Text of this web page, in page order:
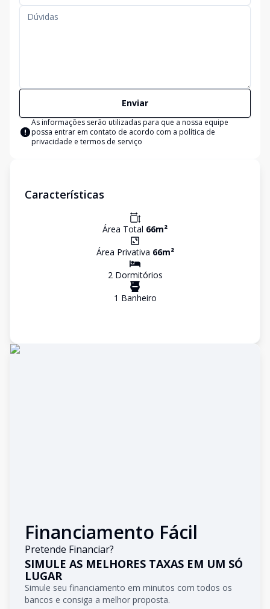
Enviar
As informações serão utilizadas para que a nossa equipe
possa entrar em contato de acordo com a política de
privacidade e termos de serviço
Características
Área Total 66m²
Área Privativa 66m²
2Dormitórios
1 Banheiro
Financiamento Fácil
Pretende Financiar?
SIMULE AS MELHORES TAXAS EM UM SÓ
LUGAR
Simule seu financiamento em minutos com todos os
bancos e consiga a melhor proposta.